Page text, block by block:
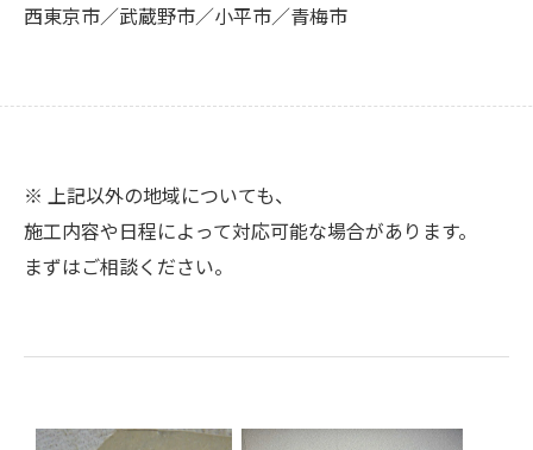
西東京市／武蔵野市／小平市／青梅市
※ 上記以外の地域についても、
施工内容や日程によって対応可能な場合があります。
まずはご相談ください。